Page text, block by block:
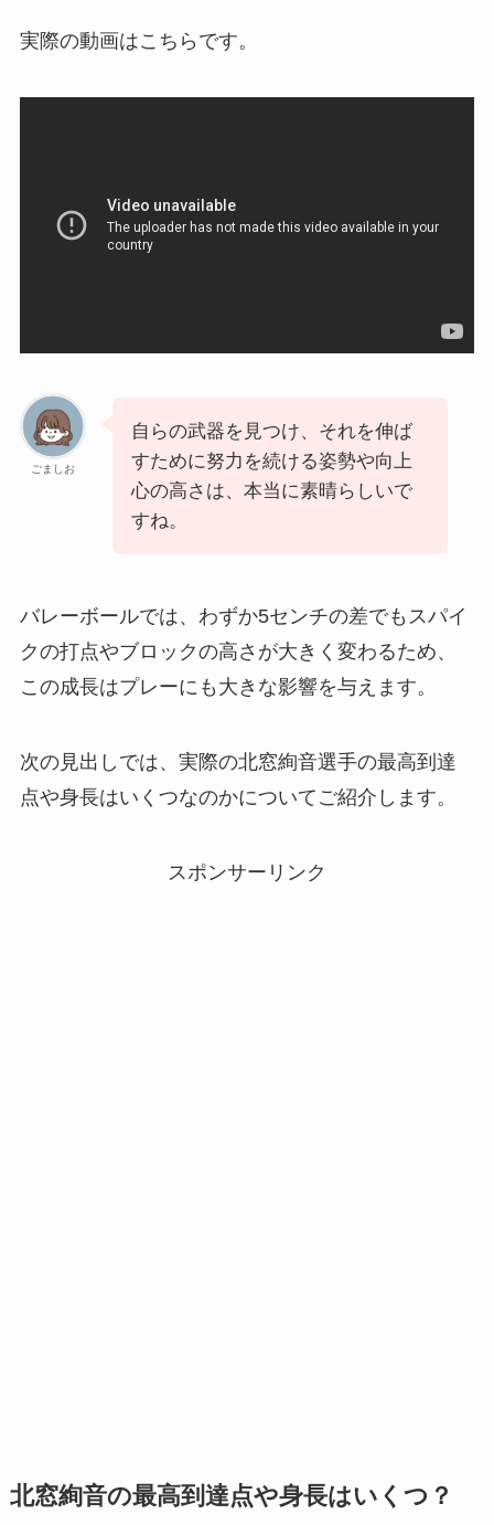
実際の動画はこちらです。
ごましお
自らの武器を見つけ、それを伸ば
すために努力を続ける姿勢や向上
心の高さは、本当に素晴らしいで
すね。
バレーボールでは、わずか5センチの差でもスパイ
クの打点やブロックの高さが大きく変わるため、
この成長はプレーにも大きな影響を与えます。
次の見出しでは、実際の北窓絢音選手の最高到達
点や身長はいくつなのかについてご紹介します。
スポンサーリンク
北窓絢音の最高到達点や身長はいくつ？